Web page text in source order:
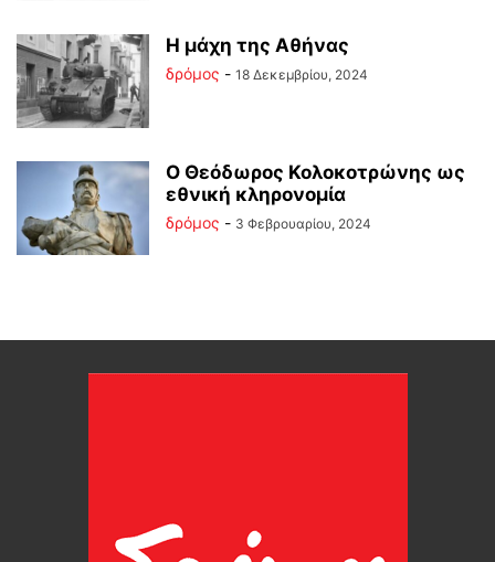
Η μάχη της Αθήνας
δρόμος - 18 Δεκεμβρίου, 2024
Ο Θεόδωρος Κολοκοτρώνης ως
εθνική κληρονομία
δρόμος - 3 Φεβρουαρίου, 2024